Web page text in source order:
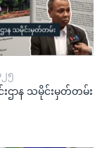
၅
ဌာန သမိုင်းမှတ်တမ်း